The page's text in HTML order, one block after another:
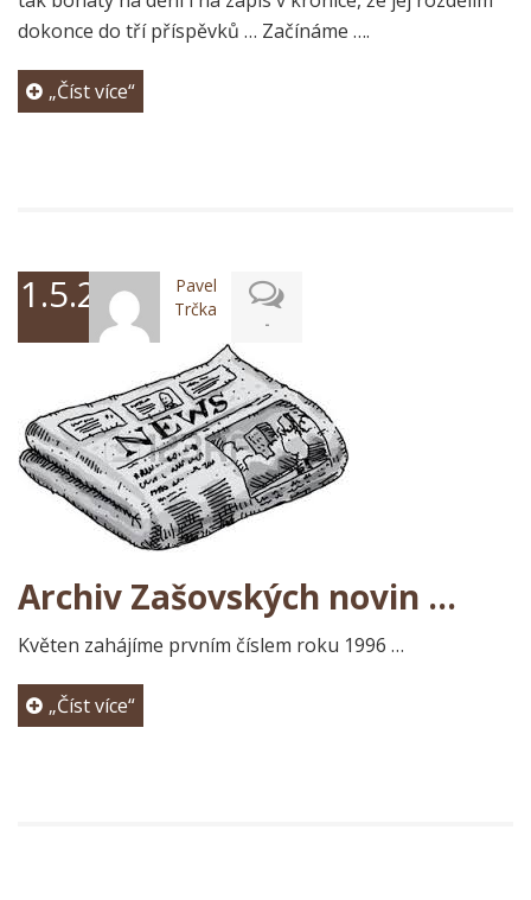
dokonce do tří příspěvků … Začínáme ….
„Číst více“
1.5.2017
Pavel
Trčka
-
Archiv Zašovských novin …
Květen zahájíme prvním číslem roku 1996 …
„Číst více“